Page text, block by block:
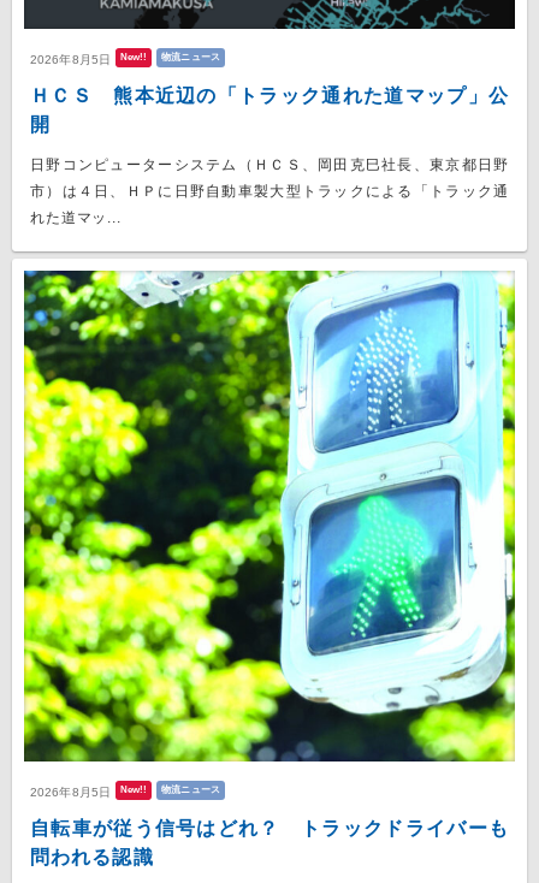
2026年8月5日 New!! 物流ニュース
ＨＣＳ 熊本近辺の「トラック通れた道マップ」公
開
日野コンピューターシステム（ＨＣＳ、岡田克巳社長、東京都日野
市）は４日、ＨＰに日野自動車製大型トラックによる「トラック通
れた道マッ...
2026年8月5日 New!! 物流ニュース
自転車が従う信号はどれ？ トラックドライバーも
問われる認識